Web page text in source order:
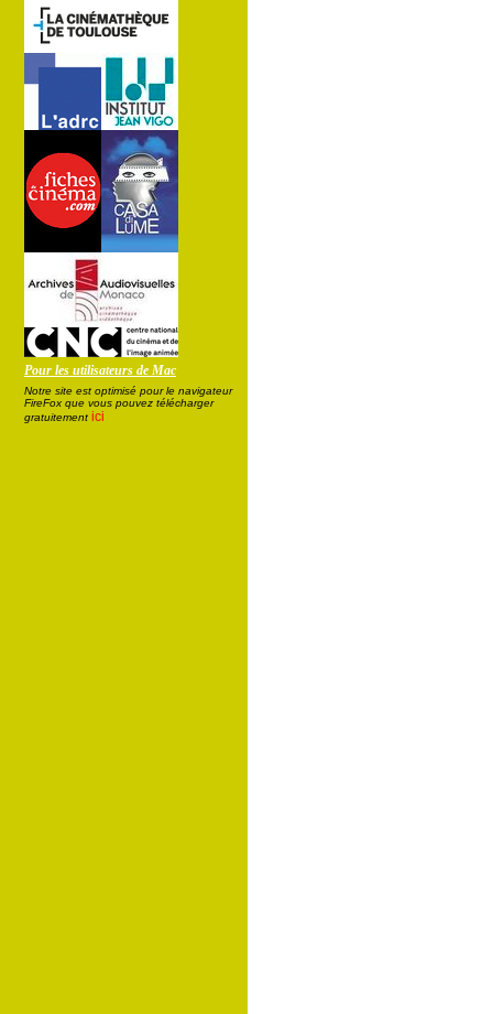
Pour les utilisateurs de Mac
Notre site est optimisé pour le navigateur
FireFox que vous pouvez télécharger
gratuitement ici